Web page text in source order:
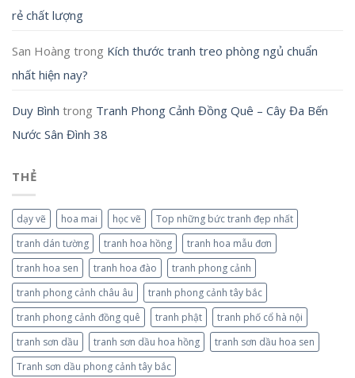
rẻ chất lượng
San Hoàng trong Kích thước tranh treo phòng ngủ chuẩn
nhất hiện nay?
Duy Bình trong Tranh Phong Cảnh Đồng Quê – Cây Đa Bến
Nước Sân Đình 38
THẺ
dạy vẽ hoa mai học vẽ
Top những bức tranh đẹp nhất
tranh dán tường
tranh hoa hồng
tranh hoa mẫu đơn
tranh hoa sen
tranh hoa đào
tranh phong cảnh
tranh phong cảnh châu âu
tranh phong cảnh tây bắc
tranh phong cảnh đồng quê
tranh phật
tranh phố cổ hà nội
tranh sơn dầu
tranh sơn dầu hoa hồng
tranh sơn dầu hoa sen
Tranh sơn dầu phong cảnh tây bắc